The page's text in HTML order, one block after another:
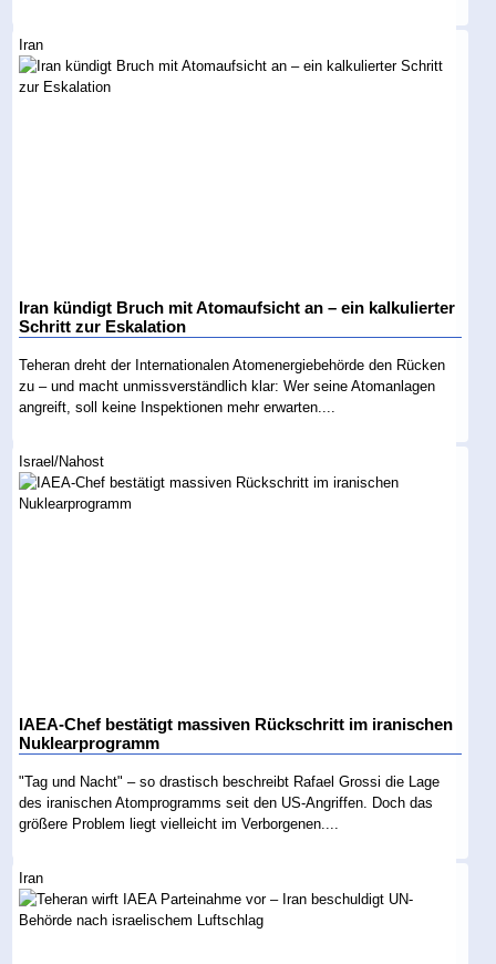
Iran
Iran kündigt Bruch mit Atomaufsicht an – ein kalkulierter
Schritt zur Eskalation
Teheran dreht der Internationalen Atomenergiebehörde den Rücken
zu – und macht unmissverständlich klar: Wer seine Atomanlagen
angreift, soll keine Inspektionen mehr erwarten....
Israel/Nahost
IAEA-Chef bestätigt massiven Rückschritt im iranischen
Nuklearprogramm
"Tag und Nacht" – so drastisch beschreibt Rafael Grossi die Lage
des iranischen Atomprogramms seit den US-Angriffen. Doch das
größere Problem liegt vielleicht im Verborgenen....
Iran